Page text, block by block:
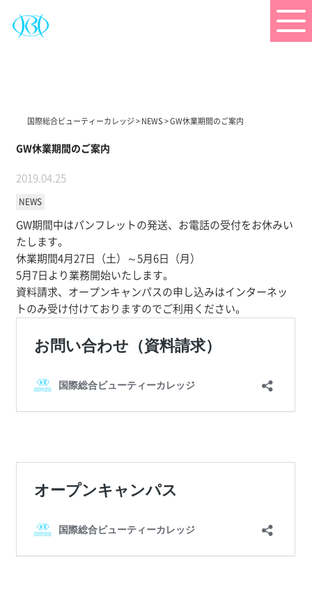
国際総合ビューティーカレッジ> NEWS >GW休業期間のご案内
GW休業期間のご案内
2019.04.25
NEWS
GW期間中はパンフレットの発送、お電話の受付をお休みい
たします。
休業期間4月27日（土）～5月6日（月）
5月7日より業務開始いたします。
資料請求、オープンキャンパスの申し込みはインターネッ
トのみ受け付けておりますのでご利用ください。